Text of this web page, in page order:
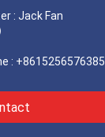
: Jack Fan
: +8615256576385